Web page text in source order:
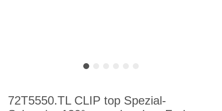
72T5550.TL CLIP top Spezial-